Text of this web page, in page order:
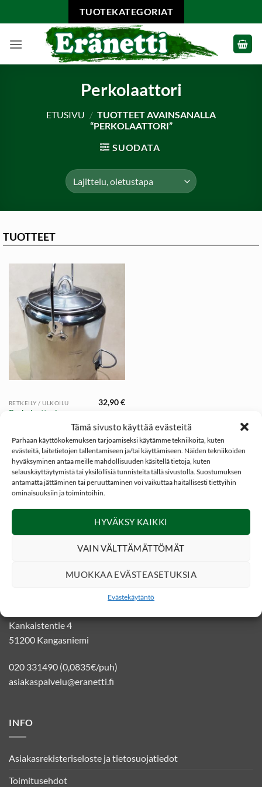
Tämä sivusto käyttää evästeitä
Parhaan käyttökokemuksen tarjoamiseksi käytämme tekniikoita, kuten
evästeitä, laitetietojen tallentamiseen ja/tai käyttämiseen. Näiden tekniikoiden
hyväksyminen antaa meille mahdollisuuden käsitellä tietoja, kuten
selauskäyttäytymistä tai yksilöllisiä tunnisteita tällä sivustolla. Suostumuksen
antamatta jättäminen tai peruuttaminen voi vaikuttaa haitallisesti tiettyihin
ominaisuuksiin ja toimintoihin.
HYVÄKSY KAIKKI
VAIN VÄLTTÄMÄTTÖMÄT
MUOKKAA EVÄSTEASETUKSIA
Evästekäytäntö
to
TUOTEKATEGORIAT
Perkolaattori
ETUSIVU / TUOTTEET AVAINSANALLA
“PERKOLAATTORI”
SUODATA
TUOTTEET
RETKEILY / ULKOILU
Perkolaattori
kahvinkeitin 1,2L (9
32,90€
YHTEYSTIEDOT
Kankaistentie 4
51200 Kangasniemi
020 331490 (0,0835€/puh)
asiakaspalvelu@eranetti.fi
INFO
Asiakasrekisteriseloste ja tietosuojatiedot
Toimitusehdot